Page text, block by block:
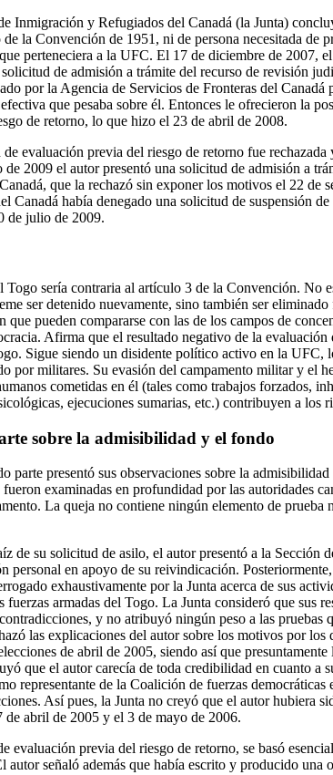
Inmigración y Refugiados del Canadá (la Junta)
la Convención de 1951, ni de persona necesitada de
perteneciera a la UFC. El 17 de diciembre de 2007,
de admisión a trámite del recurso de revisión
por la Agencia de Servicios de Fronteras del Canadá
que pesaba sobre él. Entonces le ofrecieron la
de retorno, lo que hizo el 23 de abril de 2008.
evaluación previa del riesgo de retorno fue
2009 el autor presentó una solicitud de admisión a
que la rechazó sin exponer los motivos el 22 de
Canadá había denegado una solicitud de suspensión
de julio de 2009.
sería contraria al artículo 3 de la Convención. No
ser detenido nuevamente, sino también ser
pueden compararse con las de los campos de
Afirma que el resultado negativo de la
Sigue siendo un disidente político activo en la UFC,
por militares. Su evasión del campamento militar y el
cometidas en él (tales como trabajos forzados,
ejecuciones sumarias, etc.) contribuyen a los
sobre la admisibilidad y el fondo
parte presentó sus observaciones sobre la
examinadas en profundidad por las autoridades
La queja no contiene ningún elemento de prueba
de su solicitud de asilo, el autor presentó a la Sección
personal en apoyo de su reivindicación.
exhaustivamente por la Junta acerca de sus
fuerzas armadas del Togo. La Junta consideró que sus
y no atribuyó ningún peso a las pruebas
las explicaciones del autor sobre los motivos por los
de abril de 2005, siendo así que presuntamente
que el autor carecía de toda credibilidad en cuanto a
representante de la Coalición de fuerzas
Así pues, la Junta no creyó que el autor hubiera
de abril de 2005 y el 3 de mayo de 2006.
evaluación previa del riesgo de retorno, se basó
autor señaló además que había escrito y producido una